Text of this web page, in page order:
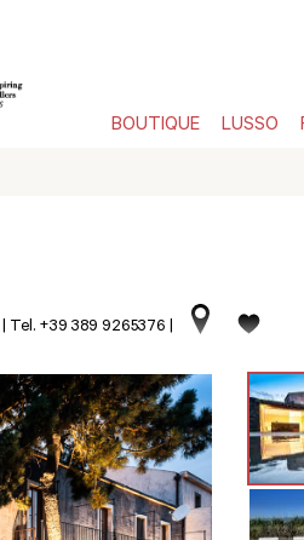
BOUTIQUE LUSSO
| Tel. +39 389 9265376 |